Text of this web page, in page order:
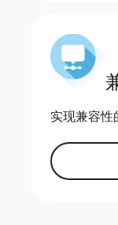
实现兼容性